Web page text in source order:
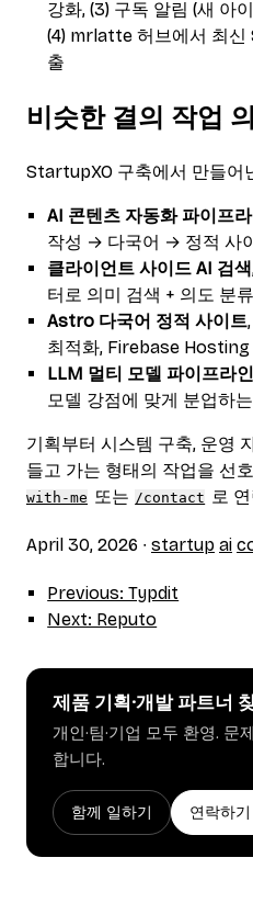
강화, (3) 구독 알림 (새 아
(4) mrlatte 허브에서 최신
출
비슷한 결의 작업
StartupXO 구축에서 만들어
AI 콘텐츠 자동화 파이프
작성 → 다국어 → 정적 사
클라이언트 사이드 AI 검색
터로 의미 검색 + 의도 분류
Astro 다국어 정적 사이트
최적화, Firebase Hosting
LLM 멀티 모델 파이프라
모델 강점에 맞게 분업하
기획부터 시스템 구축, 운영
들고 가는 형태의 작업을 선
with-me 또는 /contact 로
April 30, 2026 ∙ startup ai
Previous: Typdit
Next: Reputo
제품 기획·개발 파트너
개인·팀·기업 모두 환영.
합니다.
함께 일하기 연락하